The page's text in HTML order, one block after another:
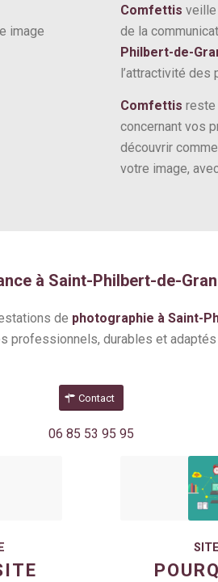
image
Comfettis
de la
Philbert-de-
l’attractivité des
Comfettis reste
concernant vos
découvrir
votre image,
à Saint-Philbert-de-
de photographie à Saint-
durables et
Contact
06 85 53 95 95